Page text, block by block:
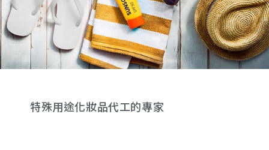
特殊用途化妝品代工的專家